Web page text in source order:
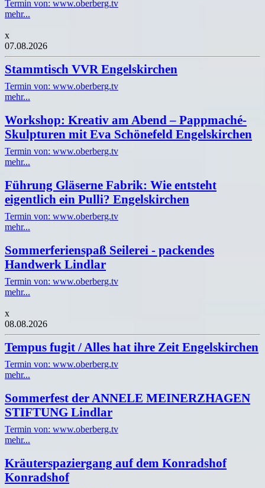
Termin von: www.oberberg.tv
mehr...
x
07.08.2026
Stammtisch VVR Engelskirchen
Termin von: www.oberberg.tv
mehr...
Workshop: Kreativ am Abend – Pappmaché-
Skulpturen mit Eva Schönefeld Engelskirchen
Termin von: www.oberberg.tv
mehr...
Führung Gläserne Fabrik: Wie entsteht
eigentlich ein Pulli? Engelskirchen
Termin von: www.oberberg.tv
mehr...
Sommerferienspaß Seilerei - packendes
Handwerk Lindlar
Termin von: www.oberberg.tv
mehr...
x
08.08.2026
Tempus fugit / Alles hat ihre Zeit Engelskirchen
Termin von: www.oberberg.tv
mehr...
Sommerfest der ANNELE MEINERZHAGEN
STIFTUNG Lindlar
Termin von: www.oberberg.tv
mehr...
Kräuterspaziergang auf dem Konradshof
Konradshof